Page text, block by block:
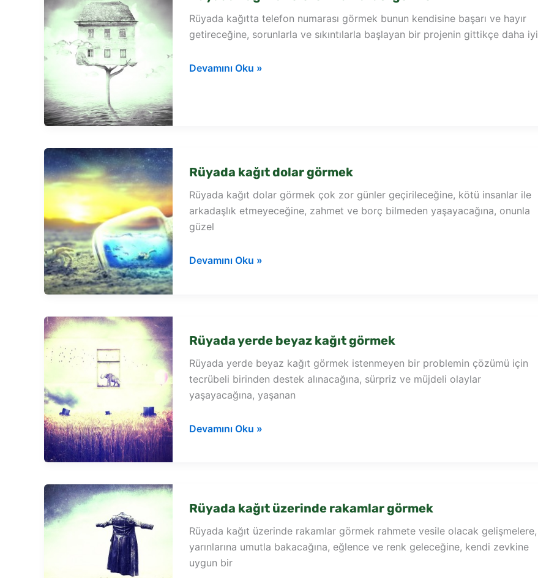
Rüyada kağıtta telefon numarası görmek bunun kendisine başarı ve hayır
getireceğine, sorunlarla ve sıkıntılarla başlayan bir projenin gittikçe daha iyi
Rüyada
Devamını Oku »
Rüyada kağıt dolar görmek
Rüyada kağıt dolar görmek çok zor günler geçirileceğine, kötü insanlar ile
arkadaşlık etmeyeceğine, zahmet ve borç bilmeden yaşayacağına, onunla
güzel
Rüyada
Devamını Oku »
Rüyada yerde beyaz kağıt görmek
Rüyada yerde beyaz kağıt görmek istenmeyen bir problemin çözümü için
tecrübeli birinden destek alınacağına, sürpriz ve müjdeli olaylar
yaşayacağına, yaşanan
Rüyada
Devamını Oku »
Rüyada kağıt üzerinde rakamlar görmek
Rüyada kağıt üzerinde rakamlar görmek rahmete vesile olacak gelişmelere,
yarınlarına umutla bakacağına, eğlence ve renk geleceğine, kendi zevkine
uygun bir